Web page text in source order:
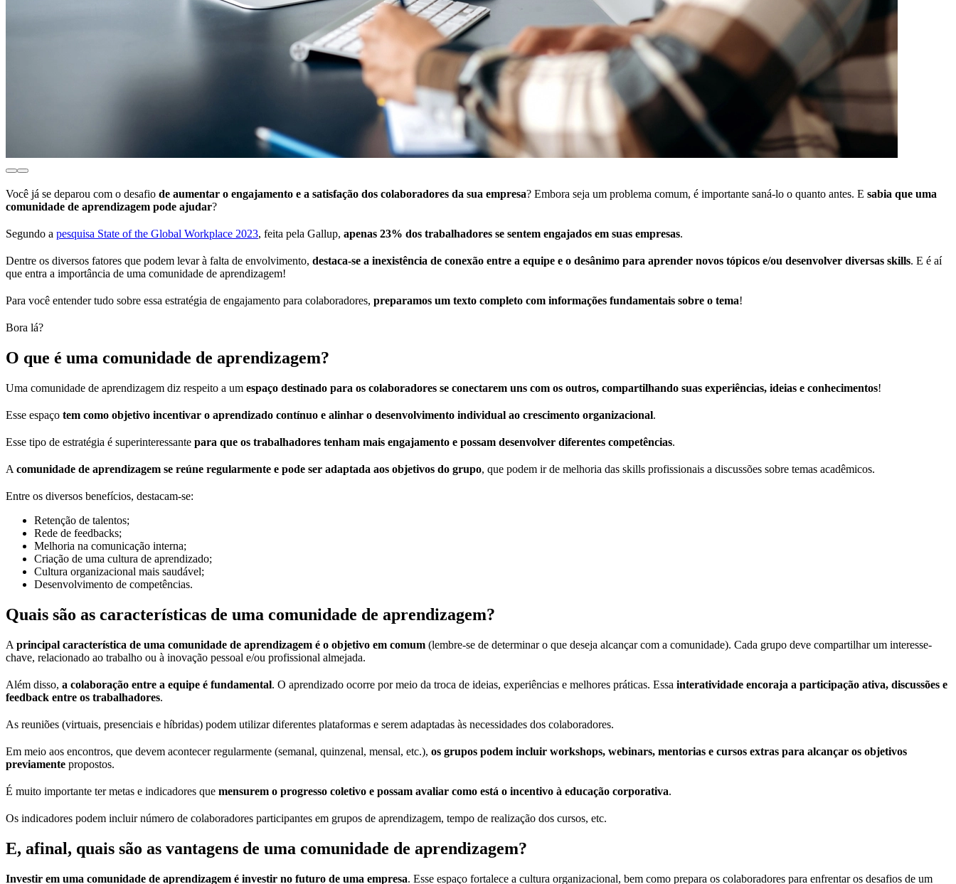
Você já se deparou com o desafio de aumentar o engajamento e a satisfação dos colaboradores da sua empresa? Embora seja um problema comum, é importante saná-lo o quanto antes. E sabia que uma
comunidade de aprendizagem pode ajudar?
Segundo a pesquisa State of the Global Workplace 2023, feita pela Gallup, apenas 23% dos trabalhadores se sentem engajados em suas empresas.
Dentre os diversos fatores que podem levar à falta de envolvimento, destaca-se a inexistência de conexão entre a equipe e o desânimo para aprender novos tópicos e/ou desenvolver diversas skills. E é aí
que entra a importância de uma comunidade de aprendizagem!
Para você entender tudo sobre essa estratégia de engajamento para colaboradores, preparamos um texto completo com informações fundamentais sobre o tema!
Bora lá?
O que é uma comunidade de aprendizagem?
Uma comunidade de aprendizagem diz respeito a um espaço destinado para os colaboradores se conectarem uns com os outros, compartilhando suas experiências, ideias e conhecimentos!
Esse espaço tem como objetivo incentivar o aprendizado contínuo e alinhar o desenvolvimento individual ao crescimento organizacional.
Esse tipo de estratégia é superinteressante para que os trabalhadores tenham mais engajamento e possam desenvolver diferentes competências.
A comunidade de aprendizagem se reúne regularmente e pode ser adaptada aos objetivos do grupo, que podem ir de melhoria das skills profissionais a discussões sobre temas acadêmicos.
Entre os diversos benefícios, destacam-se:
Retenção de talentos;
Rede de feedbacks;
Melhoria na comunicação interna;
Criação de uma cultura de aprendizado;
Cultura organizacional mais saudável;
Desenvolvimento de competências.
Quais são as características de uma comunidade de aprendizagem?
A principal característica de uma comunidade de aprendizagem é o objetivo em comum (lembre-se de determinar o que deseja alcançar com a comunidade). Cada grupo deve compartilhar um interesse-
chave, relacionado ao trabalho ou à inovação pessoal e/ou profissional almejada.
Além disso, a colaboração entre a equipe é fundamental. O aprendizado ocorre por meio da troca de ideias, experiências e melhores práticas. Essa interatividade encoraja a participação ativa, discussões e
feedback entre os trabalhadores.
As reuniões (virtuais, presenciais e híbridas) podem utilizar diferentes plataformas e serem adaptadas às necessidades dos colaboradores.
Em meio aos encontros, que devem acontecer regularmente (semanal, quinzenal, mensal, etc.), os grupos podem incluir workshops, webinars, mentorias e cursos extras para alcançar os objetivos
previamente propostos.
É muito importante ter metas e indicadores que mensurem o progresso coletivo e possam avaliar como está o incentivo à educação corporativa.
Os indicadores podem incluir número de colaboradores participantes em grupos de aprendizagem, tempo de realização dos cursos, etc.
E, afinal, quais são as vantagens de uma comunidade de aprendizagem?
Investir em uma comunidade de aprendizagem é investir no futuro de uma empresa. Esse espaço fortalece a cultura organizacional, bem como prepara os colaboradores para enfrentar os desafios de um